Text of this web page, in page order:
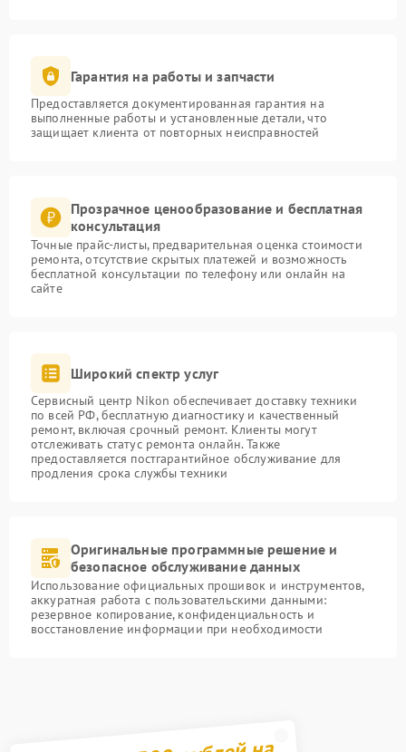
Гарантия на работы и запчасти
Предоставляется документированная гарантия на
выполненные работы и установленные детали, что
защищает клиента от повторных неисправностей
Прозрачное ценообразование и бесплатная
консультация
Точные прайс-листы, предварительная оценка стоимости
ремонта, отсутствие скрытых платежей и возможность
бесплатной консультации по телефону или онлайн на
сайте
Широкий спектр услуг
Сервисный центр Nikon обеспечивает доставку техники
по всей РФ, бесплатную диагностику и качественный
ремонт, включая срочный ремонт. Клиенты могут
отслеживать статус ремонта онлайн. Также
предоставляется постгарантийное обслуживание для
продления срока службы техники
Оригинальные программные решение и
безопасное обслуживание данных
Использование официальных прошивок и инструментов,
аккуратная работа с пользовательскими данными:
резервное копирование, конфиденциальность и
восстановление информации при необходимости